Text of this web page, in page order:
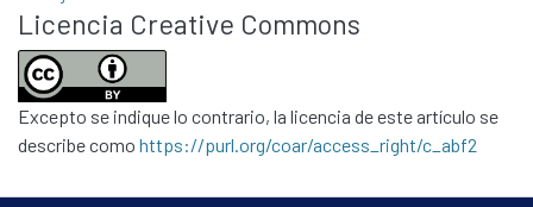
Licencia Creative Commons
Excepto se indique lo contrario, la licencia de este artículo se
describe como https://purl.org/coar/access_right/c_abf2